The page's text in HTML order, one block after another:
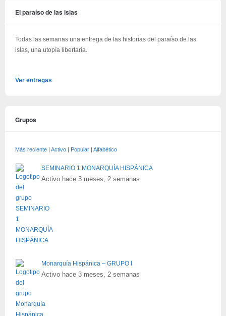
El paraíso de las islas
Todas las semanas una entrega de las historias del paraíso de las
islas, una utopía libertaria.
Ver entregas
Grupos
Más reciente Activo Popular Alfabético
SEMINARIO 1 MONARQUÍA HISPÁNICA
Activo hace 3 meses, 2 semanas
Monarquía Hispánica – GRUPO I
Activo hace 3 meses, 2 semanas